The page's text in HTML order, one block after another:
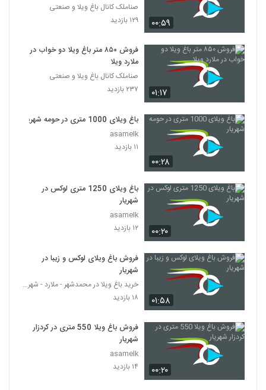
۰۰:۵۹
صناملک کانال باغ ویلا و صنعتی
۱۲۹ بازدید
۰۱:۱۷
فروش ۸۵۰ متر باغ ویلا دو خواب در
ملارد ویلا
صناملک کانال باغ ویلا و صنعتی
۲۳۷ بازدید
۰۰:۲۸
باغ ویلای 1000 متری در حومه شهریار
asamelk
۱۱ بازدید
۰۰:۲۰
باغ ویلای 1250 متری لوکس در
شهریار
asamelk
۱۲ بازدید
۰۱:۵۸
فروش باغ ویلای لوکس و زیبا در
شهریار
خرید باغ ویلا در محمدشهر - ملارد - شهریار
۱۸ بازدید
۰۰:۲۰
فروش باغ ویلا 550 متری در کردزار
شهریار
asamelk
۱۴ بازدید